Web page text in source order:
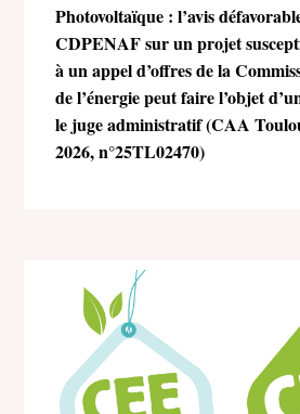
Photovoltaïque : l’avis
CDPENAF sur un projet
à un appel d’offres de la
de l’énergie peut faire l’objet
le juge administratif (CAA
2026, n°25TL02470)